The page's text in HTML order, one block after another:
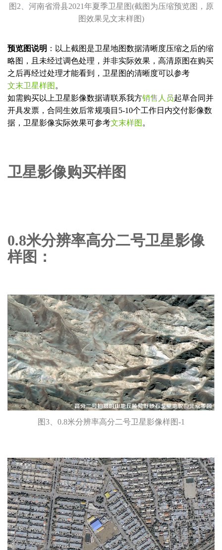
图2、河南省滑县2021年夏季卫星图(截图为压缩预览图，原
图效果见文末样图)
预览图说明 ：以上截图是卫星地图数据清晰度压缩之后的缩
略图，且未经过调色处理，并非实际效果，高清原图在购买
之后再经过处理才能看到，卫星图的清晰度可以参考
文末卫星样图 。
如需购买以上卫星影像数据请联系我方销售人员起草合同并
开具发票，合同生效后常规项目5-10个工作日内交付影像数
据，卫星影像实际效果可参考文末样图 。
卫星影像购买样图
0.8米分辨率高分二号卫星影像
样图：
图3、0.8米分辨率高分二号卫星影像样图-1